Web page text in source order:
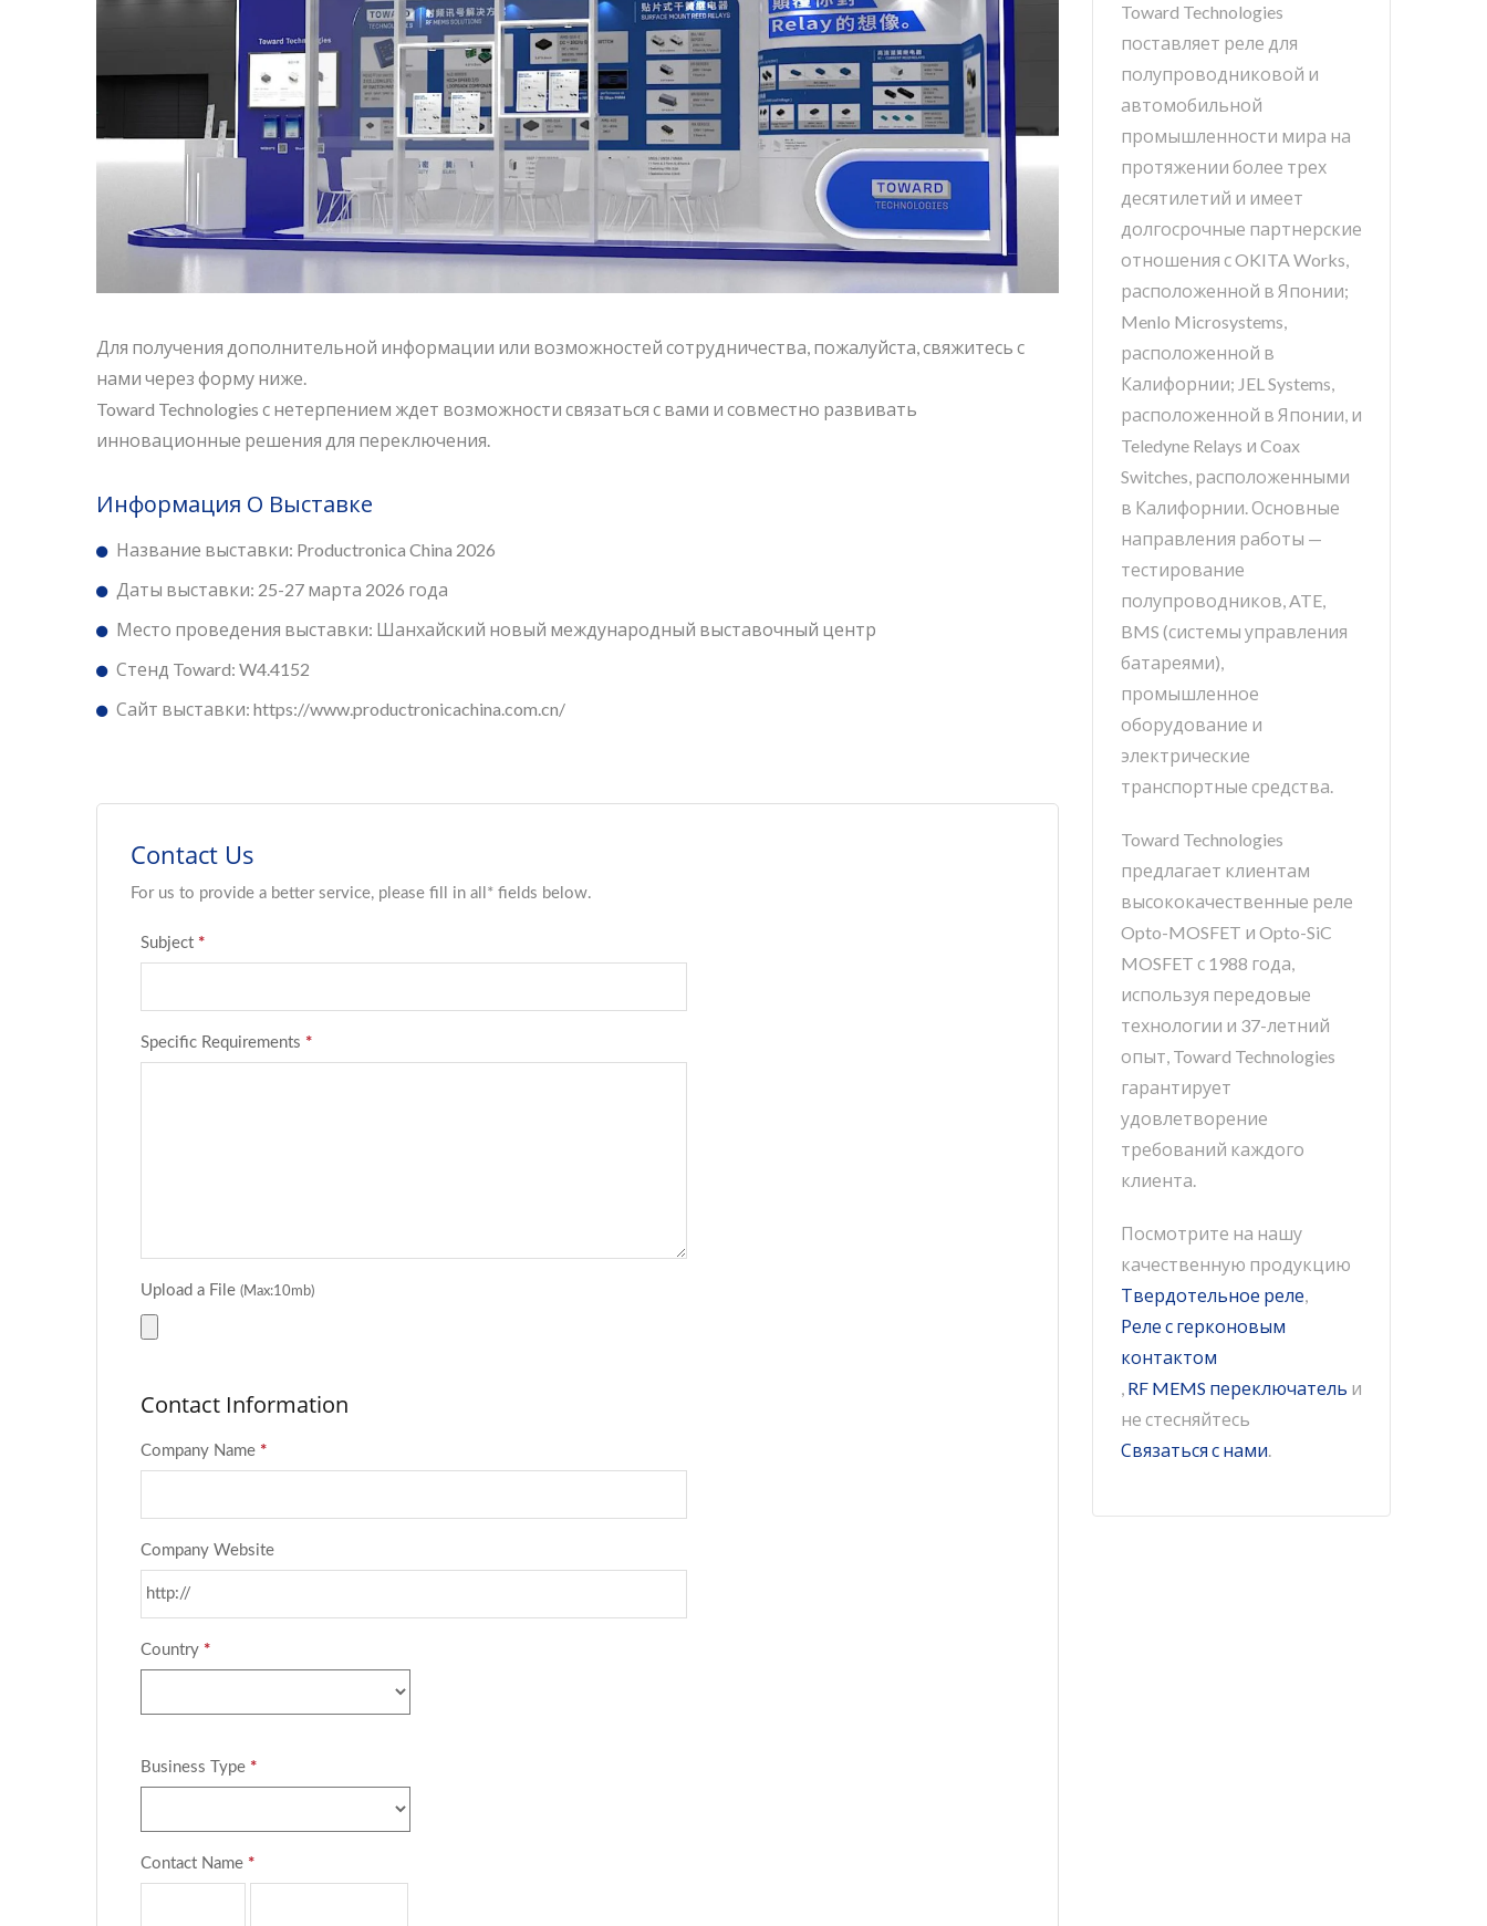
Для получения дополнительной информации или возможностей сотрудничества, пожалуйста, свяжитесь с
нами через форму ниже.
Toward Technologies с нетерпением ждет возможности связаться с вами и совместно развивать
инновационные решения для переключения.
Информация О Выставке
Название выставки: Productronica China 2026
Даты выставки: 25-27 марта 2026 года
Место проведения выставки: Шанхайский новый международный выставочный центр
Стенд Toward: W4.4152
Сайт выставки: https://www.productronicachina.com.cn/
Toward Technologies
поставляет реле для
полупроводниковой и
автомобильной
промышленности мира на
протяжении более трех
десятилетий и имеет
долгосрочные партнерские
отношения с OKITA Works,
расположенной в Японии;
Menlo Microsystems,
расположенной в
Калифорнии; JEL Systems,
расположенной в Японии, и
Teledyne Relays и Coax
Switches, расположенными
в Калифорнии. Основные
направления работы —
тестирование
полупроводников, ATE,
BMS (системы управления
батареями),
промышленное
оборудование и
электрические
транспортные средства.
Toward Technologies
предлагает клиентам
высококачественные реле
Opto-MOSFET и Opto-SiC
MOSFET с 1988 года,
используя передовые
технологии и 37-летний
опыт, Toward Technologies
гарантирует
удовлетворение
требований каждого
клиента.
Посмотрите на нашу
качественную продукцию
Твердотельное реле,
Реле с герконовым
контактом
, RF MEMS переключатель и
не стесняйтесь
Связаться с нами.